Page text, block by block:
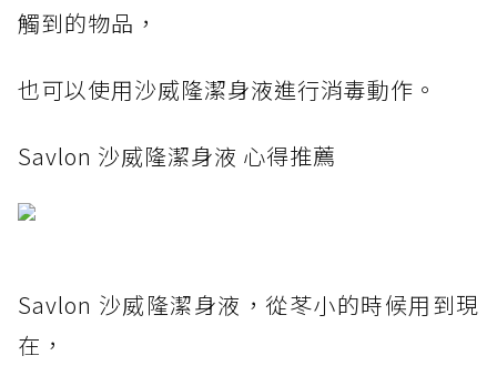
觸到的物品，
也可以使用沙威隆潔身液進行消毒動作。
Savlon 沙威隆潔身液 心得推薦
Savlon 沙威隆潔身液，從苳小的時候用到現
在，